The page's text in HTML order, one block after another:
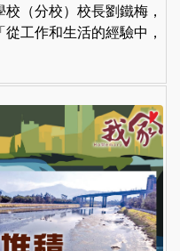
（分校）校長劉鐵梅，
工作和生活的經驗中，